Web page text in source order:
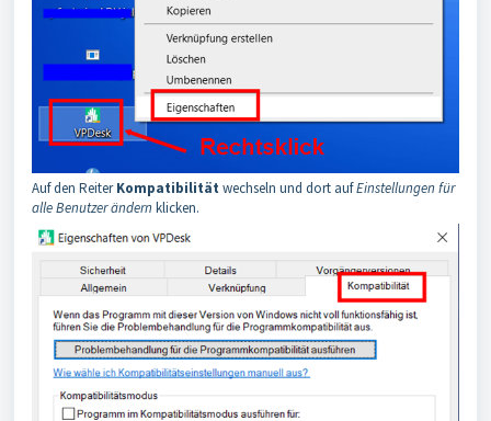
Auf den ReiterKompatibilität wechseln und dort aufEinstellungen für
alle Benutzer ändern klicken.